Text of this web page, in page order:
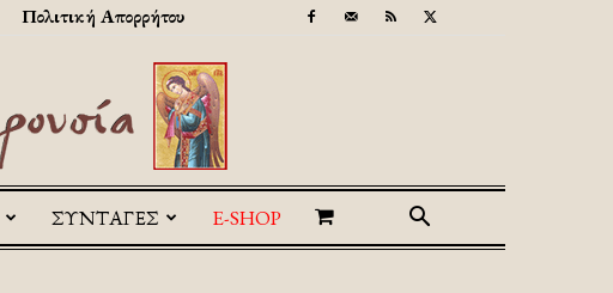
Πολιτική Απορρήτου
ΣΥΝΤΑΓΕΣ E-SHOP